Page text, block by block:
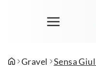
Gravel Sensa